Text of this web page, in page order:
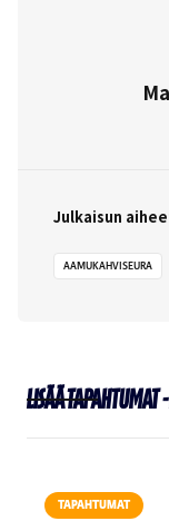
Julkaisun
AAMUKAHVISEURA
LisääTapahtumat
TAPAHTUMAT